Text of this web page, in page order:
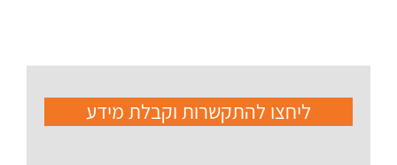
ליחצו להתקשרות וקבלת מידע